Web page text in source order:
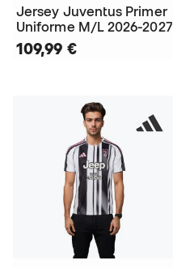
Jersey Juventus Primer
Uniforme M/L 2026-2027
109,99 €